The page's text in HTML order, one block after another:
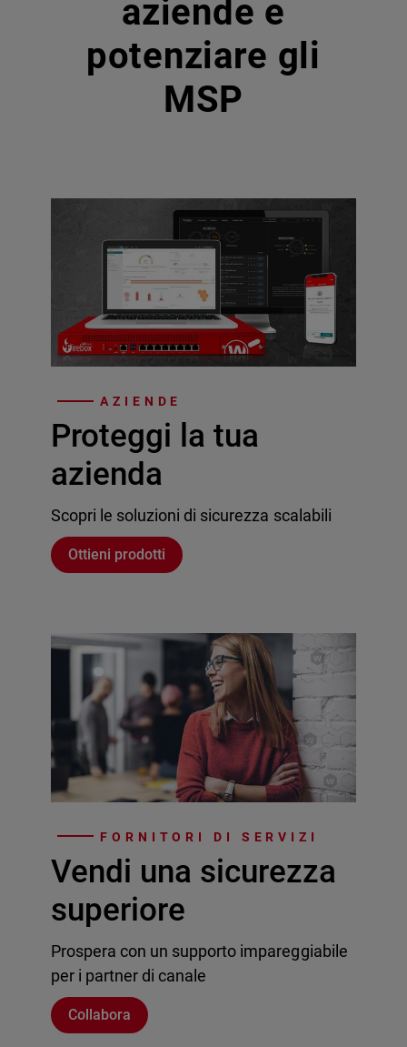
aziende e
potenziare gli
MSP
AZIENDE
Proteggi la tua
azienda
Scopri le soluzioni di sicurezza scalabili
Ottieni prodotti
FORNITORI DI SERVIZI
Vendi una sicurezza
superiore
Prospera con un supporto impareggiabile
per i partner di canale
Collabora